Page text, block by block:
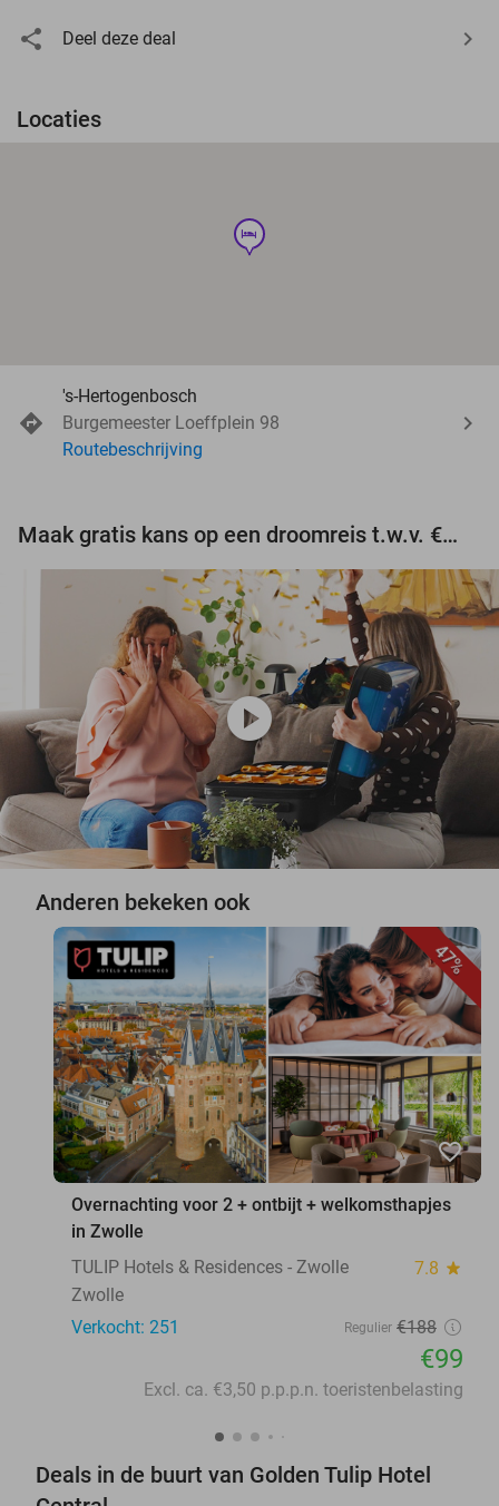
Deel deze deal
Locaties
hotel
's-Hertogenbosch
Burgemeester Loeffplein 98
Routebeschrijving
Maak gratis kans op een droomreis t.w.v. €3.000!
play_circle
Anderen bekeken ook
47%
favorite_border
Overnachting voor 2 + ontbijt + welkomsthapjes
in Zwolle
TULIP Hotels & Residences - Zwolle
7.8 star
Zwolle
Verkocht: 251
Regulier €188
€99
Excl. ca. €3,50 p.p.p.n. toeristenbelasting
Deals in de buurt van Golden Tulip Hotel